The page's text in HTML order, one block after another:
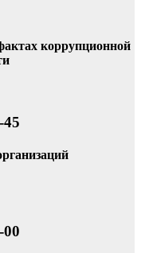
коррупционной
45
00